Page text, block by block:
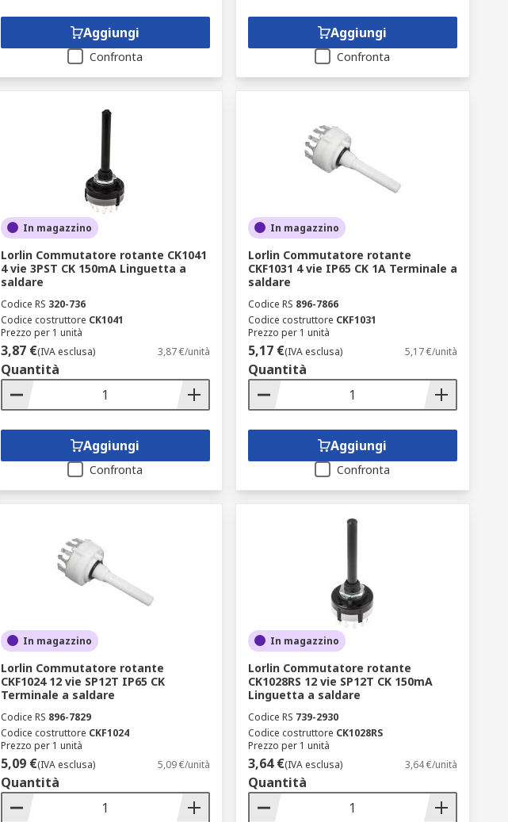
Aggiungi
Confronta
Aggiungi
Confronta
In magazzino
Lorlin Commutatore rotante CK1041
4 vie 3PST CK 150mA Linguetta a
saldare
Codice RS 320-736
Codice costruttore CK1041
Prezzo per 1 unità
3,87 €(IVA esclusa) 3,87 €/unità
Quantità
Aggiungi
Confronta
In magazzino
Lorlin Commutatore rotante
CKF1031 4 vie IP65 CK 1A Terminale a
saldare
Codice RS 896-7866
Codice costruttore CKF1031
Prezzo per 1 unità
5,17 €(IVA esclusa) 5,17 €/unità
Quantità
Aggiungi
Confronta
In magazzino
Lorlin Commutatore rotante
CKF1024 12 vie SP12T IP65 CK
Terminale a saldare
Codice RS 896-7829
Codice costruttore CKF1024
Prezzo per 1 unità
5,09 €(IVA esclusa) 5,09 €/unità
Quantità
In magazzino
Lorlin Commutatore rotante
CK1028RS 12 vie SP12T CK 150mA
Linguetta a saldare
Codice RS 739-2930
Codice costruttore CK1028RS
Prezzo per 1 unità
3,64 €(IVA esclusa) 3,64 €/unità
Quantità